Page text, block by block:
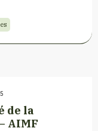
de la
AIMF